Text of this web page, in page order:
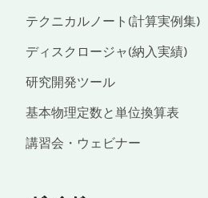
テクニカルノート(計算実例集)
ディスクロージャ(納入実績)
研究開発ツール
基本物理定数と単位換算表
講習会・ウェビナー